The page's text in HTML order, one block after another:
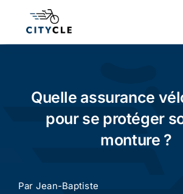
Cyclisme urbain
Quelle assurance
pour se protéger
monture ?
Par Jean-Baptiste